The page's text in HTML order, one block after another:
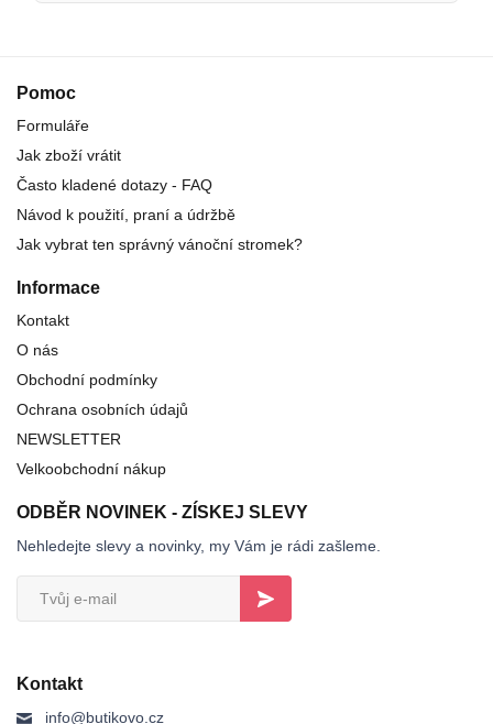
Pomoc
Formuláře
Jak zboží vrátit
Často kladené dotazy - FAQ
Návod k použití, praní a údržbě
Jak vybrat ten správný vánoční stromek?
Informace
Kontakt
O nás
Obchodní podmínky
Ochrana osobních údajů
NEWSLETTER
Velkoobchodní nákup
ODBĚR NOVINEK - ZÍSKEJ SLEVY
Nehledejte slevy a novinky, my Vám je rádi zašleme.
Kontakt
info@butikovo.cz